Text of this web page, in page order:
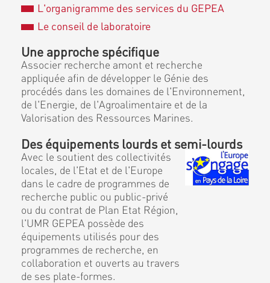
L'organigramme des services du GEPEA
Le conseil de laboratoire
Une approche spécifique
Associer recherche amont et recherche
appliquée afin de développer le Génie des
procédés dans les domaines de l'Environnement,
de l'Energie, de l'Agroalimentaire et de la
Valorisation des Ressources Marines.
Des équipements lourds et semi-lourds
Avec le soutient des collectivités
locales, de l'Etat et de l'Europe
dans le cadre de programmes de
recherche public ou public-privé
ou du contrat de Plan Etat Région,
l'UMR GEPEA possède des
équipements utilisés pour des
programmes de recherche, en
collaboration et ouverts au travers
de ses plate-formes.